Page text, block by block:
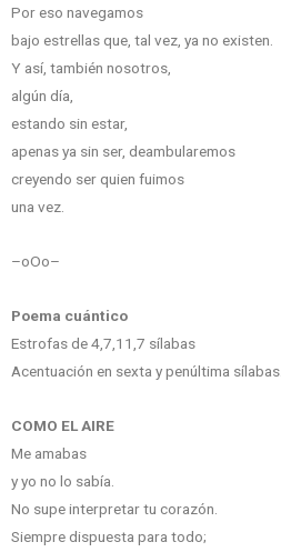
Por eso navegamos
bajo estrellas que, tal vez, ya no existen.
Y así, también nosotros,
algún día,
estando sin estar,
apenas ya sin ser, deambularemos
creyendo ser quien fuimos
una vez.
–oOo–
Poema cuántico
Estrofas de 4,7,11,7 sílabas
Acentuación en sexta y penúltima sílabas.
COMO EL AIRE
Me amabas
y yo no lo sabía.
No supe interpretar tu corazón.
Siempre dispuesta para todo;